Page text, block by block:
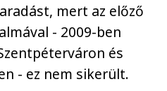
mert az előző
- 2009-ben
és
- ez nem sikerült.